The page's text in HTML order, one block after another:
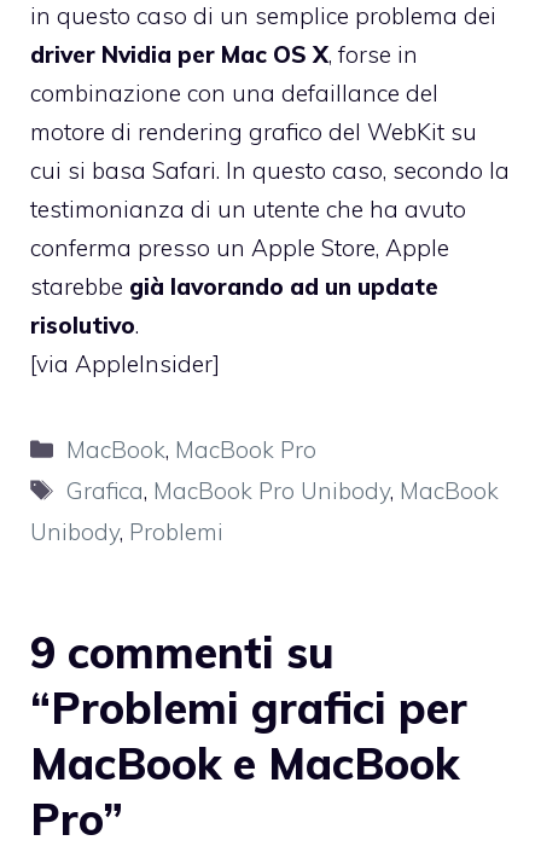
in questo caso di un semplice problema dei
driver Nvidia per Mac OS X, forse in
combinazione con una defaillance del
motore di rendering grafico del WebKit su
cui si basa Safari. In questo caso, secondo la
testimonianza di un utente che ha avuto
conferma presso un Apple Store, Apple
starebbe già lavorando ad un update
risolutivo.
[via AppleInsider]
Categorie
MacBook, MacBook Pro
Tag
Grafica, MacBook Pro Unibody, MacBook
Unibody, Problemi
9 commenti su
“Problemi grafici per
MacBook e MacBook
Pro”